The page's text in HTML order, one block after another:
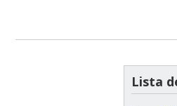
Lista